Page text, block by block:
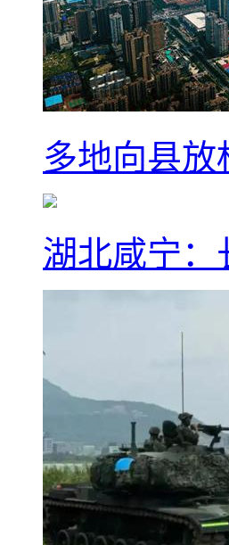
多地向县
湖北咸宁：